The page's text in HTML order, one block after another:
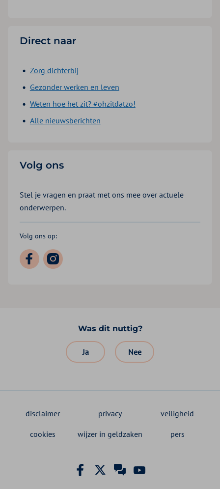
Direct naar
Zorg dichterbij
Gezonder werken en leven
Weten hoe het zit? #ohzitdatzo!
Alle nieuwsberichten
Volg ons
Stel je vragen en praat met ons mee over actuele
onderwerpen.
Volg ons op:
Was dit nuttig?
Ja Nee
disclaimer privacy veiligheid
cookies wijzer in geldzaken pers